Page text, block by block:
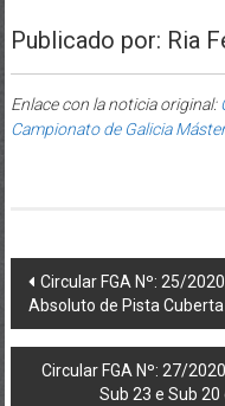
Publicado por: Ria
Enlace con la noticia original:
Campionato de Galicia
Post
Circular FGA Nº: 25/
Absoluto de Pista Cuberta
Circular FGA Nº: 27/
Sub 23 e Sub